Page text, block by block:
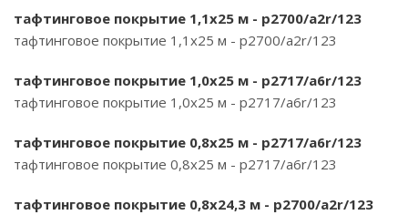
тафтинговое покрытие 1,1х25 м - p2700/a2r/123
тафтинговое покрытие 1,1х25 м - p2700/a2r/123
тафтинговое покрытие 1,0х25 м - p2717/a6r/123
тафтинговое покрытие 1,0х25 м - p2717/a6r/123
тафтинговое покрытие 0,8х25 м - p2717/a6r/123
тафтинговое покрытие 0,8х25 м - p2717/a6r/123
тафтинговое покрытие 0,8х24,3 м - p2700/a2r/123